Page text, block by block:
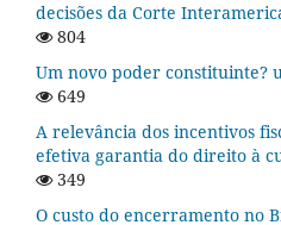
decisões da Corte
804
Um novo poder constituinte?
649
A relevância dos incentivos
efetiva garantia do direito à
349
O custo do encerramento no